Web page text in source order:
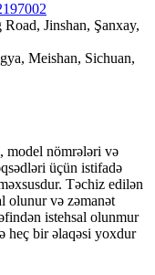
Jinshan, Şanxay,
Meishan, Sichuan,
model nömrələri və
üçün istifadə
Təchiz edilən
olunur və zəmanət
istehsal olunmur
heç bir əlaqəsi yoxdur